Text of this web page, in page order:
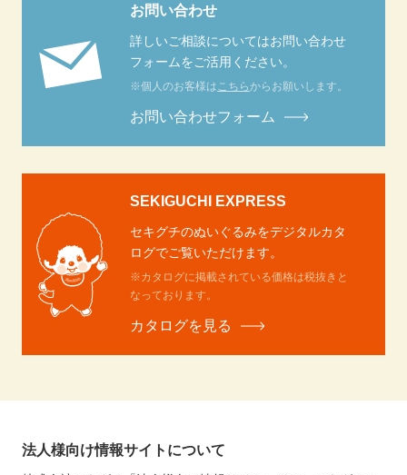
お問い合わせ
詳しいご相談についてはお問い合わせ
フォームをご活用ください。
※個人のお客様は こちらからお願いします。
お問い合わせフォーム
SEKIGUCHI EXPRESS
セキグチのぬいぐるみをデジタルカタ
ログでご覧いただけます。
※カタログに掲載されている価格は税抜きと
なっております。
カタログを見る
法人様向け情報サイトについて